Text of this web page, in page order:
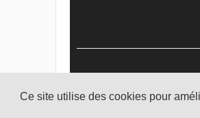
Ce site utilise des cookies pour